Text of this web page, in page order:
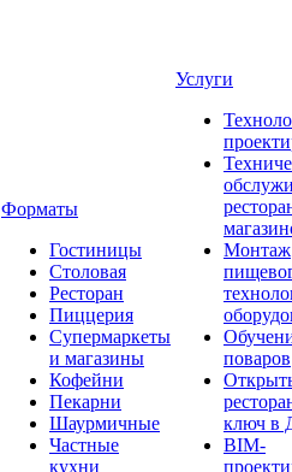
Форматы
Гостиницы
Столовая
Ресторан
Пиццерия
Супермаркеты
и магазины
Кофейни
Пекарни
Шаурмичные
Частные
кухни
Услуги
Монтаж
поваров
ключ в
BIM-